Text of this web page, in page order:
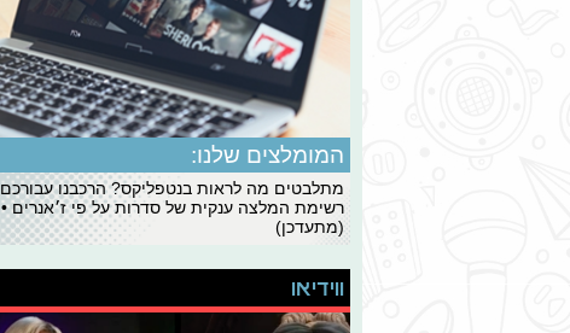
המומלצים שלנו:
מתלבטים מה לראות בנטפליקס? הרכבנו עבורכם
רשימת המלצה ענקית של סדרות על פי ז׳אנרים •
(מתעדכן)
ווידיאו